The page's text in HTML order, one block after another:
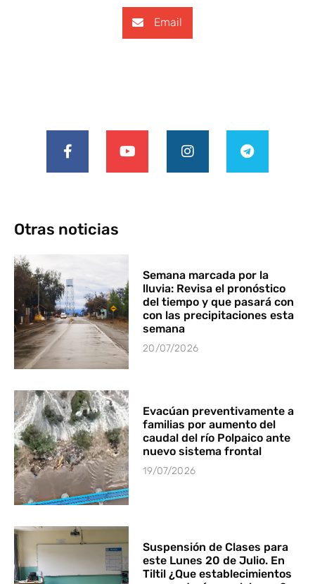
Email
Otras noticias
Semana marcada por la
lluvia: Revisa el pronóstico
del tiempo y que pasará con
con las precipitaciones esta
semana
20/07/2026
Evacúan preventivamente a
familias por aumento del
caudal del río Polpaico ante
nuevo sistema frontal
19/07/2026
Suspensión de Clases para
este Lunes 20 de Julio. En
Tiltil ¿Que establecimientos